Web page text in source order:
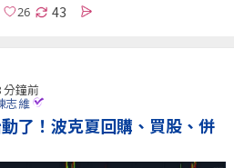
43
分鐘前
志維
了！波克夏回購、買股、併